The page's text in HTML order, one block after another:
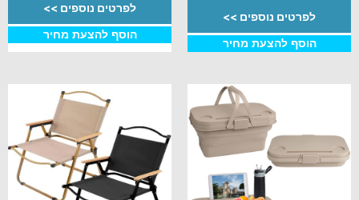
לפרטים נוספים >>
הוסף להצעת מחיר
לפרטים נוספים >>
הוסף להצעת מחיר